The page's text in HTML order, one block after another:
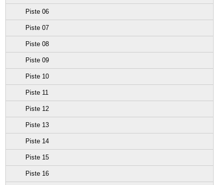
Piste 06
Piste 07
Piste 08
Piste 09
Piste 10
Piste 11
Piste 12
Piste 13
Piste 14
Piste 15
Piste 16